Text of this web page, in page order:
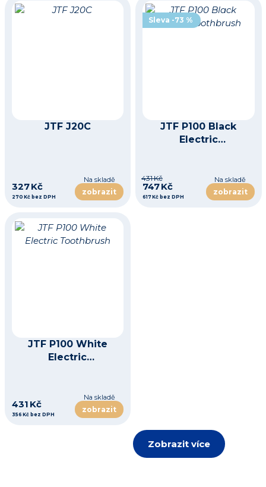
Zobrazit více
JTF J20C
327 Kč
270 Kč bez DPH
Na skladě
zobrazit
Sleva -73 %
JTF P100 Black
Electric
431 Kč
747 Kč
617 Kč bez DPH
Na skladě
zobrazit
JTF P100 White
Electric
431 Kč
356 Kč bez DPH
Na skladě
zobrazit